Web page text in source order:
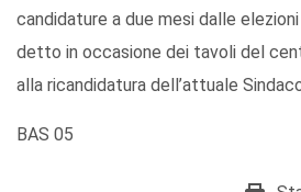
candidature a due mesi dalle
detto in occasione dei tavoli del
alla ricandidatura dell’attuale
BAS 05